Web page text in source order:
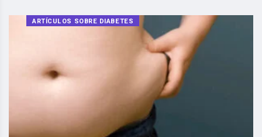
ARTÍCULOS SOBRE DIABETES